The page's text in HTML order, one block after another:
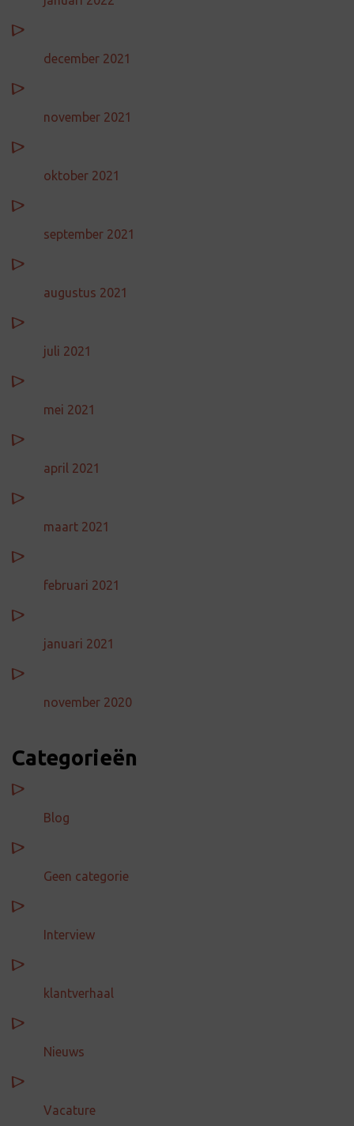
december 2021
november 2021
oktober 2021
september 2021
augustus 2021
juli 2021
mei 2021
april 2021
maart 2021
februari 2021
januari 2021
november 2020
Categorieën
Blog
Geen categorie
Interview
klantverhaal
Nieuws
Vacature